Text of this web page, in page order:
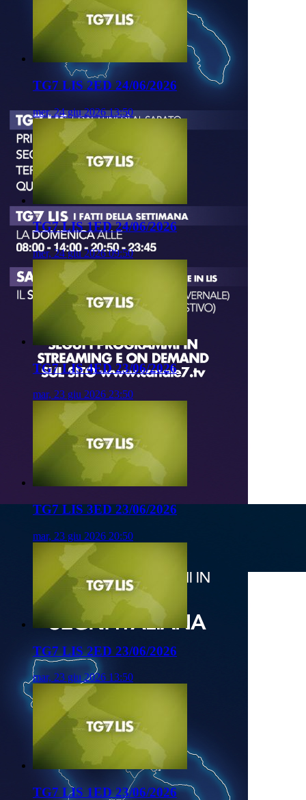
TG7 LIS 2ED 24/06/2026
mer, 24 giu 2026 13:50
TG7 LIS 1ED 24/06/2026
mer, 24 giu 2026 09:50
TG7 LIS 4ED 23/06/2026
mar, 23 giu 2026 23:50
TG7 LIS 3ED 23/06/2026
mar, 23 giu 2026 20:50
TG7 LIS 2ED 23/06/2026
mar, 23 giu 2026 13:50
TG7 LIS 1ED 23/06/2026